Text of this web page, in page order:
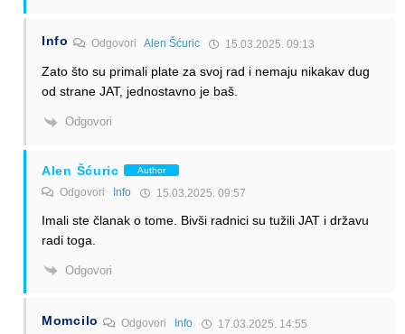
Info Odgovori Alen Šćuric 15.03.2025. 09:13
Zato što su primali plate za svoj rad i nemaju nikakav dug
od strane JAT, jednostavno je baš.
Odgovori
Alen Šćuric Author
Odgovori Info 15.03.2025. 09:57
Imali ste članak o tome. Bivši radnici su tužili JAT i državu
radi toga.
Odgovori
Momcilo Odgovori Info 17.03.2025. 14:55